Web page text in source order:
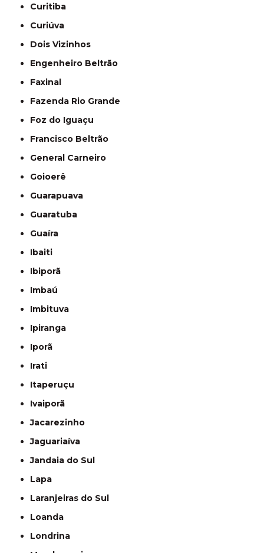
Curitiba
Curiúva
Dois Vizinhos
Engenheiro Beltrão
Faxinal
Fazenda Rio Grande
Foz do Iguaçu
Francisco Beltrão
General Carneiro
Goioerê
Guarapuava
Guaratuba
Guaíra
Ibaiti
Ibiporã
Imbaú
Imbituva
Ipiranga
Iporã
Irati
Itaperuçu
Ivaiporã
Jacarezinho
Jaguariaíva
Jandaia do Sul
Lapa
Laranjeiras do Sul
Loanda
Londrina